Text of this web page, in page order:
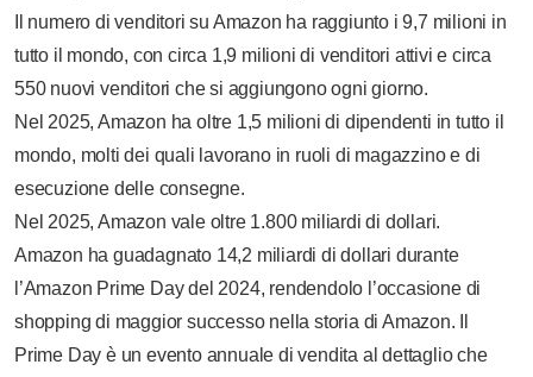
Il numero di venditori su Amazon ha raggiunto i 9,7 milioni in
tutto il mondo, con circa 1,9 milioni di venditori attivi e circa
550 nuovi venditori che si aggiungono ogni giorno.
Nel 2025, Amazon ha oltre 1,5 milioni di dipendenti in tutto il
mondo, molti dei quali lavorano in ruoli di magazzino e di
esecuzione delle consegne.
Nel 2025, Amazon vale oltre 1.800 miliardi di dollari.
Amazon ha guadagnato 14,2 miliardi di dollari durante
l’Amazon Prime Day del 2024, rendendolo l’occasione di
shopping di maggior successo nella storia di Amazon. Il
Prime Day è un evento annuale di vendita al dettaglio che